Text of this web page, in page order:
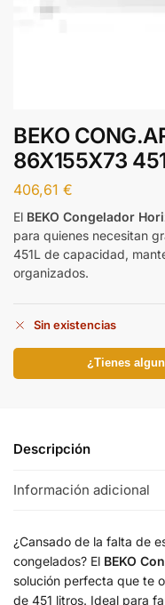
BEKO
86X155X73
406,61 €
El BEKO Congelador
para quienes necesitan
451L de capacidad,
organizados.
Sin existencias
¿Tienes
Descripción
Información adicional
¿Cansado de la falta de
congelados? El BEKO
solución perfecta que te
de 451 litros. Ideal para